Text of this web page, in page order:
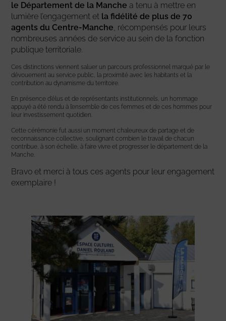
le Département de la Manche a tenu à mettre en
lumière l’engagement et la fidélité de plus de 70
agents du Centre-Manche, récompensés pour leurs
nombreuses années de service au sein de la fonction
publique territoriale.
Ces distinctions viennent saluer un parcours professionnel marqué par le
dévouement au service public, la proximité avec les habitants et la
contribution au dynamisme du territoire.
En présence d’élus et de représentants institutionnels, un hommage
appuyé a été rendu à l’ensemble de ces femmes et de ces hommes pour
leur investissement quotidien.
Cette cérémonie fut aussi un moment chaleureux de partage et de
reconnaissance collective, soulignant combien le travail de chacun
contribue, à son échelle, à faire vivre et progresser le département de la
Manche.
Bravo et merci à tous ces agents pour leur engagement
exemplaire !